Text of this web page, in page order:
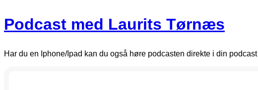
Podcast med Laurits Tørnæs
Har du en Iphone/Ipad kan du også høre podcasten direkte i din